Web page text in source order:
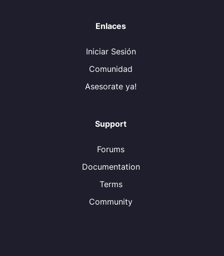
Enlaces
Iniciar Sesión
Comunidad
Asesorate ya!
Support
Forums
Documentation
Terms
Community